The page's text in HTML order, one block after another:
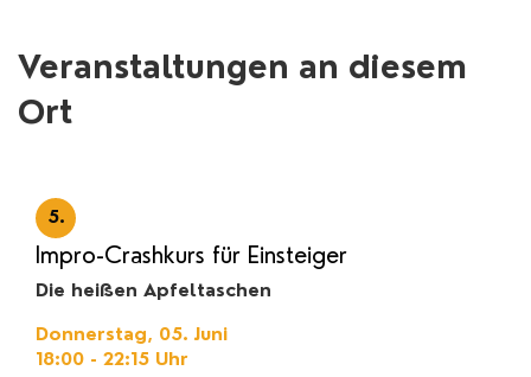
Veranstaltungen an diesem
Ort
5.
Impro-Crashkurs für Einsteiger
Die heißen Apfeltaschen
Donnerstag, 05. Juni
18:00 - 22:15 Uhr